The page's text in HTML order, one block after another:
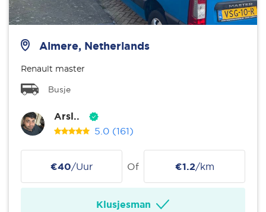
Almere, Netherlands
Renault master
Busje
Arsl..
5.0 (161)
€40/Uur Of €1.2/km
Klusjesman